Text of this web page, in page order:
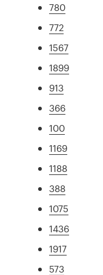
780
772
1567
1899
913
366
100
1169
1188
388
1075
1436
1917
573